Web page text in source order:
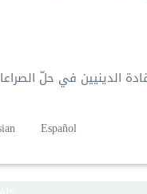
الدينيين في حلّ
Español